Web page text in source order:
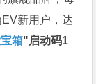
新用户，达
箱"启动码1